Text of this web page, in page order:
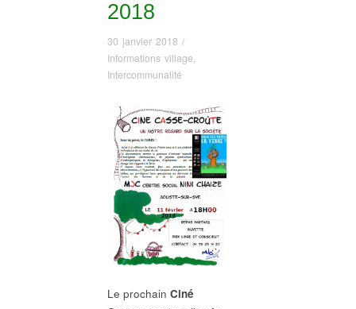
2018
30 janvier 2018 /
Informations village,
Intercommunalité
Le prochain Ciné